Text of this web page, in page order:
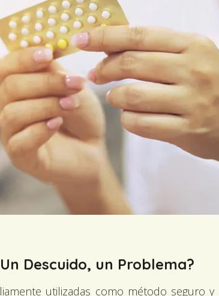
Descuido, un Problema?
utilizadas como método seguro